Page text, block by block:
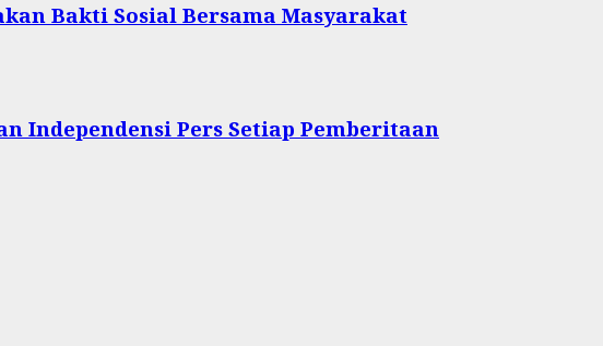
Bakti Sosial Bersama Masyarakat
Independensi Pers Setiap Pemberitaan